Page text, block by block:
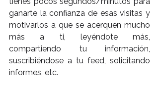
ganarte la confianza de esas visitas y
motivarlos a que se acerquen mucho
más a ti, leyéndote más,
compartiendo tu información,
suscribiéndose a tu feed, solicitando
informes, etc.